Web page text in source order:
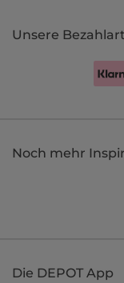
Unsere
Noch mehr
Die DEPOT App